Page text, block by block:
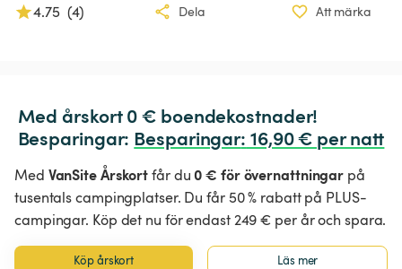
4.75 (4) Dela Att märka
Med årskort 0 € boendekostnader!
Besparingar: Besparingar: 16,90 € per natt
Med VanSite Årskortfår du0 € för övernattningar på
tusentals campingplatser. Du får 50 % rabatt på PLUS-
campingar. Köp det nu för endast 249 € per år och spara.
Köp årskort Läs mer